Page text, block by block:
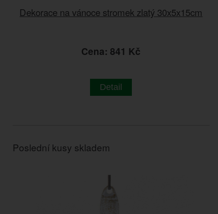
Dekorace na vánoce stromek zlatý 30x5x15cm
Cena: 841 Kč
Detail
Poslední kusy skladem